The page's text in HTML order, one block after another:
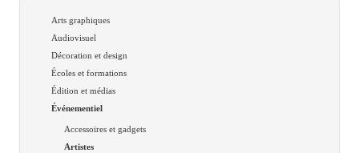
Arts graphiques
Audiovisuel
Décoration et design
Écoles et formations
Édition et médias
Événementiel
Accessoires et gadgets
Artistes